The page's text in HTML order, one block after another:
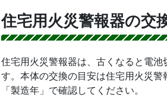
住宅用火災警報器の交
住宅用火災警報器は、古くなると電
す。本体の交換の目安は住宅用火災
「製造年」で確認してください。